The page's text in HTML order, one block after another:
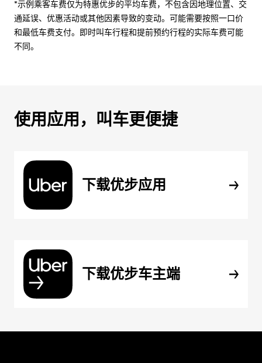
*示例乘客车费仅为特惠优步的平均车费，不包含因地理位置、交
通延误、优惠活动或其他因素导致的变动。可能需要按照一口价
和最低车费支付。即时叫车行程和提前预约行程的实际车费可能
不同。
使用应用，叫车更便捷
下载优步应用
下载优步车主端